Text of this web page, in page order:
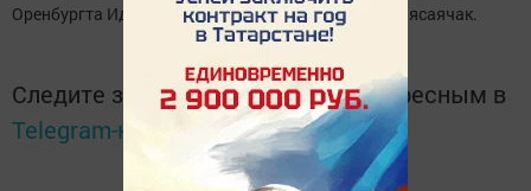
Оренбургта Идел буе федераль округында чыгыш ясаячак.
Следите за самым важным и интересным в
Telegram-канале
Татмедиа